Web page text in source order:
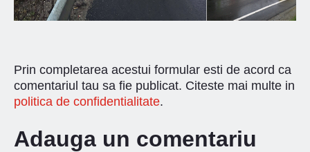
Prin completarea acestui formular esti de acord ca
comentariul tau sa fie publicat. Citeste mai multe in
politica de confidentialitate.
Adauga un comentariu